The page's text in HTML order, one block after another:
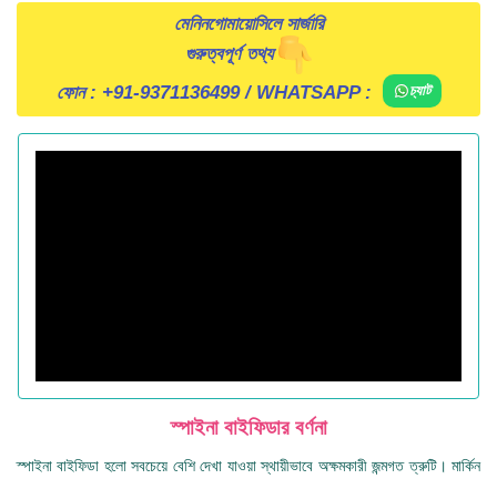
মেনিনগোমায়োসিলে সার্জারি
গুরুত্বপূর্ণ তথ্য
ফোন : +91-9371136499 / WHATSAPP : চ্যাট
স্পাইনা বাইফিডার বর্ণনা
স্পাইনা বাইফিডা হলো সবচেয়ে বেশি দেখা যাওয়া স্থায়ীভাবে অক্ষমকারী জন্মগত ত্রুটি। মার্কিন